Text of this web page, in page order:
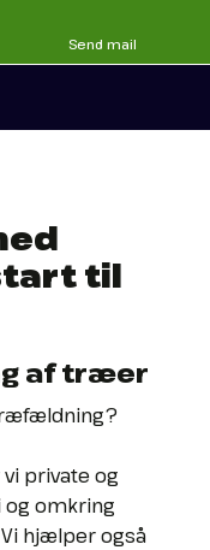
Send mail
til
af træer
private og
omkring
Vi hjælper også